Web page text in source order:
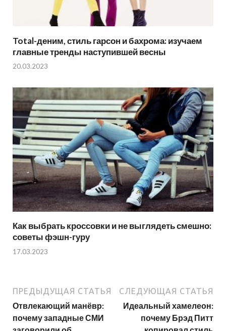
Total-деним, стиль гарсон и бахрома: изучаем
главные тренды наступившей весны
20.03.2023
Как выбрать кроссовки и не выглядеть смешно:
советы фэшн-гуру
17.03.2023
ПРЕДЫДУЩАЯ СТАТЬЯ
Отвлекающий манёвр:
почему западные СМИ
СЛЕДУЮЩАЯ СТАТЬЯ
Идеальный хамелеон:
почему Брэд Питт